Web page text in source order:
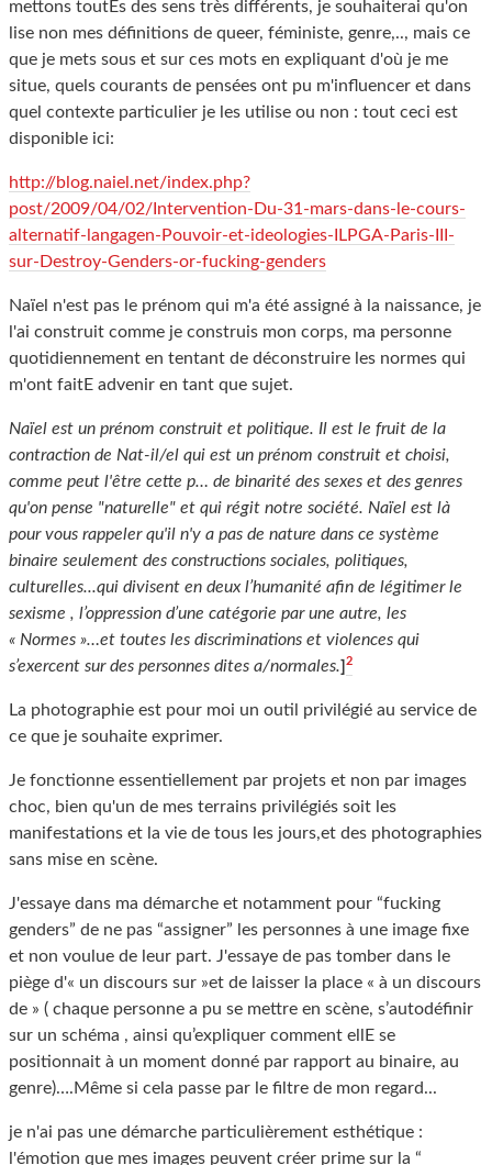
mettons toutEs des sens très différents, je souhaiterai qu'on
lise non mes définitions de queer, féministe, genre,.., mais ce
que je mets sous et sur ces mots en expliquant d'où je me
situe, quels courants de pensées ont pu m'influencer et dans
quel contexte particulier je les utilise ou non : tout ceci est
disponible ici:
http://blog.naiel.net/index.php?
post/2009/04/02/Intervention-Du-31-mars-dans-le-cours-
alternatif-langagen-Pouvoir-et-ideologies-ILPGA-Paris-III-
sur-Destroy-Genders-or-fucking-genders
Naïel n'est pas le prénom qui m'a été assigné à la naissance, je
l'ai construit comme je construis mon corps, ma personne
quotidiennement en tentant de déconstruire les normes qui
m'ont faitE advenir en tant que sujet.
Naïel est un prénom construit et politique. Il est le fruit de la
contraction de Nat-il/el qui est un prénom construit et choisi,
comme peut l'être cette p… de binarité des sexes et des genres
qu'on pense "naturelle" et qui régit notre société. Naïel est là
pour vous rappeler qu'il n'y a pas de nature dans ce système
binaire seulement des constructions sociales, politiques,
culturelles...qui divisent en deux l’humanité afin de légitimer le
sexisme , l’oppression d’une catégorie par une autre, les
« Normes »…et toutes les discriminations et violences qui
s’exercent sur des personnes dites a/normales.] 2
La photographie est pour moi un outil privilégié au service de
ce que je souhaite exprimer.
Je fonctionne essentiellement par projets et non par images
choc, bien qu'un de mes terrains privilégiés soit les
manifestations et la vie de tous les jours,et des photographies
sans mise en scène.
J'essaye dans ma démarche et notamment pour “fucking
genders” de ne pas “assigner” les personnes à une image fixe
et non voulue de leur part. J'essaye de pas tomber dans le
piège d'« un discours sur »et de laisser la place « à un discours
de » ( chaque personne a pu se mettre en scène, s’autodéfinir
sur un schéma , ainsi qu’expliquer comment ellE se
positionnait à un moment donné par rapport au binaire, au
genre)….Même si cela passe par le filtre de mon regard...
je n'ai pas une démarche particulièrement esthétique :
l'émotion que mes images peuvent créer prime sur la “